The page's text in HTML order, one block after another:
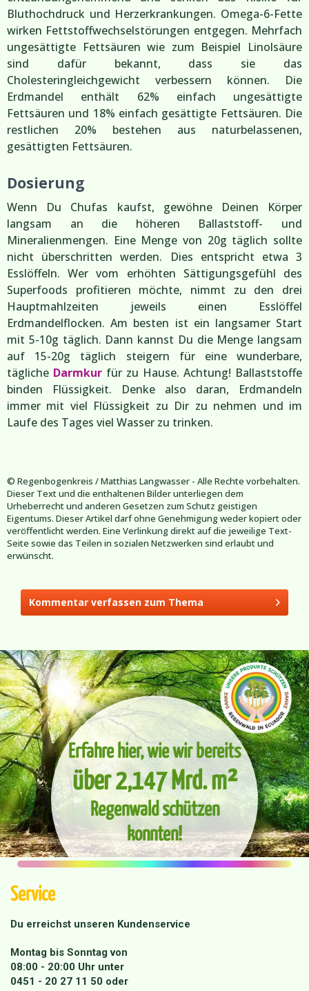
Bluthochdruck und Herzerkrankungen. Omega-6-Fette
wirken Fettstoffwechselstörungen entgegen. Mehrfach
ungesättigte Fettsäuren wie zum Beispiel Linolsäure
sind dafür bekannt, dass sie das
Cholesteringleichgewicht verbessern können. Die
Erdmandel enthält 62% einfach ungesättigte
Fettsäuren und 18% einfach gesättigte Fettsäuren. Die
restlichen 20% bestehen aus naturbelassenen,
gesättigten Fettsäuren.
Dosierung
Wenn Du Chufas kaufst, gewöhne Deinen Körper
langsam an die höheren Ballaststoff- und
Mineralienmengen. Eine Menge von 20g täglich sollte
nicht überschritten werden. Dies entspricht etwa 3
Esslöffeln. Wer vom erhöhten Sättigungsgefühl des
Superfoods profitieren möchte, nimmt zu den drei
Hauptmahlzeiten jeweils einen Esslöffel
Erdmandelflocken. Am besten ist ein langsamer Start
mit 5-10g täglich. Dann kannst Du die Menge langsam
auf 15-20g täglich steigern für eine wunderbare,
tägliche Darmkur für zu Hause. Achtung! Ballaststoffe
binden Flüssigkeit. Denke also daran, Erdmandeln
immer mit viel Flüssigkeit zu Dir zu nehmen und im
Laufe des Tages viel Wasser zu trinken.
© Regenbogenkreis / Matthias Langwasser - Alle Rechte vorbehalten.
Dieser Text und die enthaltenen Bilder unterliegen dem
Urheberrecht und anderen Gesetzen zum Schutz geistigen
Eigentums. Dieser Artikel darf ohne Genehmigung weder kopiert oder
veröffentlicht werden. Eine Verlinkung direkt auf die jeweilige Text-
Seite sowie das Teilen in sozialen Netzwerken sind erlaubt und
erwünscht.
Kommentar verfassen zum Thema
Erfahre hier, wie wir bereits
über 2,147 Mrd. m²
Regenwald schützen
konnten!
Service
Du erreichst unseren Kundenservice
Montag bis Sonntag von
08:00 - 20:00 Uhr unter
0451 - 20 27 11 50 oder